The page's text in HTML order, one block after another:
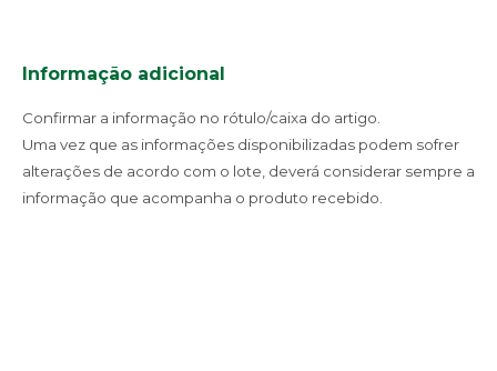
Informação adicional
Confirmar a informação no rótulo/caixa do artigo.
Uma vez que as informações disponibilizadas podem sofrer
alterações de acordo com o lote, deverá considerar sempre a
informação que acompanha o produto recebido.